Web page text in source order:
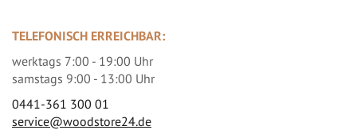
TELEFONISCH ERREICHBAR:
werktags 7:00 - 19:00 Uhr
samstags 9:00 - 13:00 Uhr
0441-361 300 01
service@woodstore24.de